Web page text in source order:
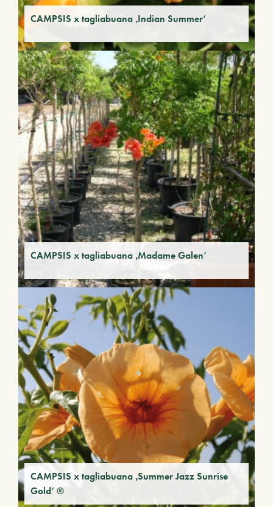
CAMPSIS x tagliabuana ‚Indian Summer‘
CAMPSIS x tagliabuana ‚Madame Galen‘
CAMPSIS x tagliabuana ‚Summer Jazz Sunrise
Gold‘ ®